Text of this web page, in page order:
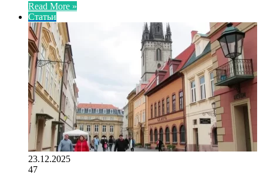
Read More »
Статьи
23.12.2025
47